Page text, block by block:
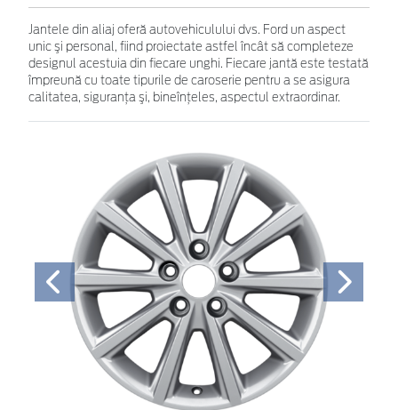
Jantele din aliaj oferă autovehiculului dvs. Ford un aspect
unic şi personal, fiind proiectate astfel încât să completeze
designul acestuia din fiecare unghi. Fiecare jantă este testată
împreună cu toate tipurile de caroserie pentru a se asigura
calitatea, siguranţa şi, bineînţeles, aspectul extraordinar.